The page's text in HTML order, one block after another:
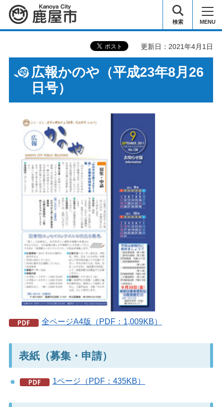
鹿屋市 検索 MENU
更新日：2021年4月1日
広報かのや（平成23年8月26
日号）
全ページA4版（PDF：1,009KB）
表紙（募集・申請）
1ページ（PDF：435KB）